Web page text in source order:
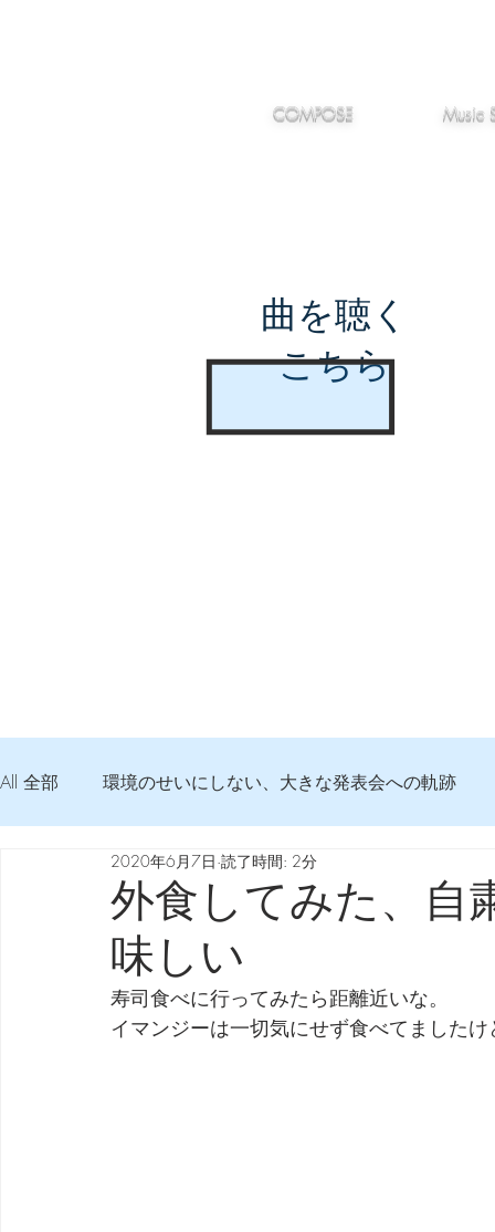
COMPOSE Music
曲を聴く
こちら
All 全部 環境のせいにしない、大きな発表会への軌跡
弦交換の記録 DTM 始める 知っておきたいコト
Imanjy Studio 使われているモノ
劇団 Avan 劇伴が出来るまでを追ったドキュメンタリー
外食してみた、自
味しい
2020年6月7日 読了時間: 2分
寿司食べに行ってみたら距離近いな。
イマンジーは一切気にせず食べてましたけ